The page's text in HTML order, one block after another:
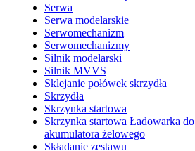
Serwa
Serwa modelarskie
Serwomechanizm
Serwomechanizmy
Silnik modelarski
Silnik MVVS
Sklejanie połówek skrzydła
Skrzydła
Skrzynka startowa
Skrzynka startowa Ładowarka do
akumulatora żelowego
Składanie zestawu